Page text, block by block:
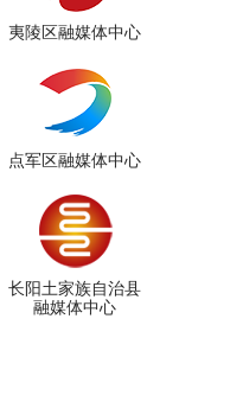
夷陵区融媒体中心
点军区融媒体中心
长阳土家族自治县
融媒体中心